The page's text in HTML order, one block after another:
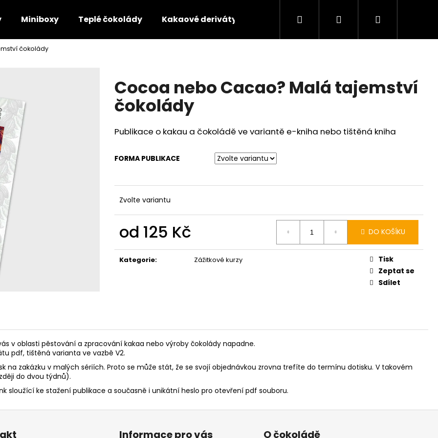
Miniboxy Teplé čokolády Kakaové deriváty Zážitkové kurzy
Hledat PřihlášeníNákupní
čokolády
Cocoa nebo Cacao? Malá tajemství
čokolády
Publikace o kakau a čokoládě ve variantě e-kniha nebo tištěná kniha
FORMA PUBLIKACE
Zvolte variantu
od 125 Kč
cena:
DO KOŠÍKU
Kategorie: Zážitkové kurzy
Tisk
Zeptat se
Sdílet
v oblasti pěstování a zpracování kakaa nebo výroby čokolády napadne.
pdf, tištěná varianta ve vazbě V2.
na zakázku v malých sériích. Proto se může stát, že se svojí objednávkou zrovna trefíte do termínu dotisku. V takovém
do dvou týdnů).
sloužící ke stažení publikace a současně i unikátní heslo pro otevření pdf souboru.
Co potřebujete najít?
HLEDAT
Informace pro vás O čokoládě